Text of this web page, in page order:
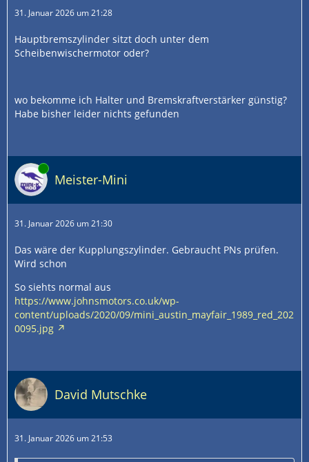
31. Januar 2026 um 21:28
Hauptbremszylinder sitzt doch unter dem
Scheibenwischermotor oder?
wo bekomme ich Halter und Bremskraftverstärker günstig?
Habe bisher leider nichts gefunden
Online
Meister-Mini
31. Januar 2026 um 21:30
Das wäre der Kupplungszylinder. Gebraucht PNs prüfen.
Wird schon
So siehts normal aus
https://www.johnsmotors.co.uk/wp-
content/uploads/2020/09/mini_austin_mayfair_1989_red_202
0095.jpg
David Mutschke
31. Januar 2026 um 21:53